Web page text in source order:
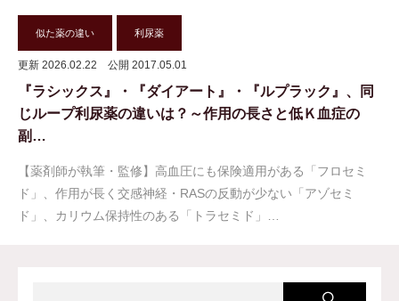
似た薬の違い 利尿薬
更新 2026.02.22 公開 2017.05.01
『ラシックス』・『ダイアート』・『ルプラック』、同
じループ利尿薬の違いは？～作用の長さと低Ｋ血症の
副…
【薬剤師が執筆・監修】高血圧にも保険適用がある「フロセミ
ド」、作用が長く交感神経・RASの反動が少ない「アゾセミ
ド」、カリウム保持性のある「トラセミド」…